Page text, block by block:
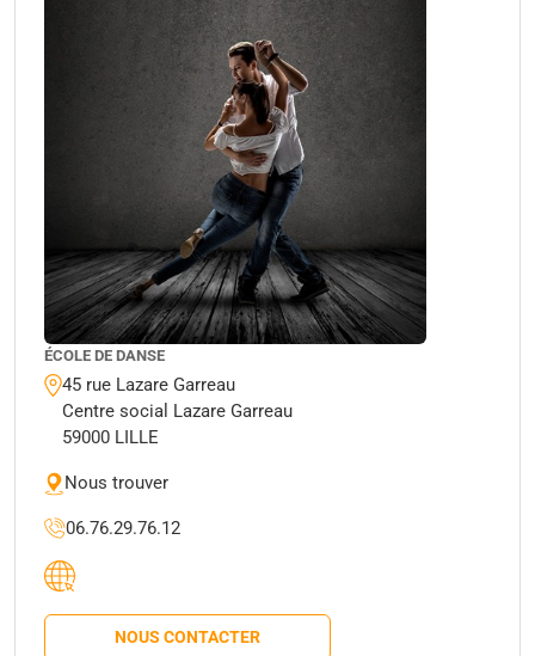
ÉCOLE DE DANSE
45 rue Lazare Garreau
Centre social Lazare Garreau
59000 LILLE
Nous trouver
06.76.29.76.12
NOUS CONTACTER